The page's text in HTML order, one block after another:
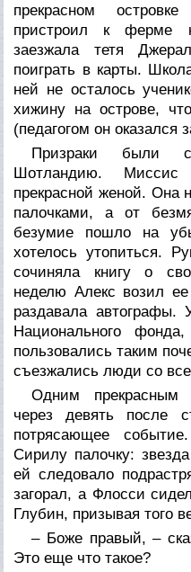
прекрасном
пристроил к ферме
заезжала тетя
поиграть в карты.
ней не осталось
хижину на острове,
(педагогом он оказался
Призраки были
Шотландию. Миссис
прекрасной женой. Она
палочками, а от
безумие пошло на
хотелось утопиться.
сочиняла книгу о
неделю Алекс возил
раздавала автографы.
Национального
пользовались таким
съезжались люди со
Одним прекрасным
через девять после
потрясающее
Сирилу палочку:
ей следовало
загорал, а Флосси
Глубин, призывая того
– Боже правый, –
Это еще что такое?